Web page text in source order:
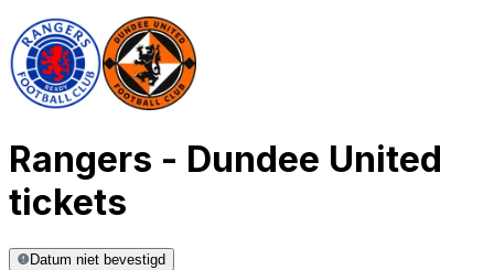
Rangers - Dundee United
tickets
Datum niet bevestigd